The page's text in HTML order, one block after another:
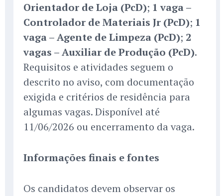
Orientador de Loja (PcD); 1 vaga –
Controlador de Materiais Jr (PcD); 1
vaga – Agente de Limpeza (PcD); 2
vagas – Auxiliar de Produção (PcD).
Requisitos e atividades seguem o
descrito no aviso, com documentação
exigida e critérios de residência para
algumas vagas. Disponível até
11/06/2026 ou encerramento da vaga.
Informações finais e fontes
Os candidatos devem observar os